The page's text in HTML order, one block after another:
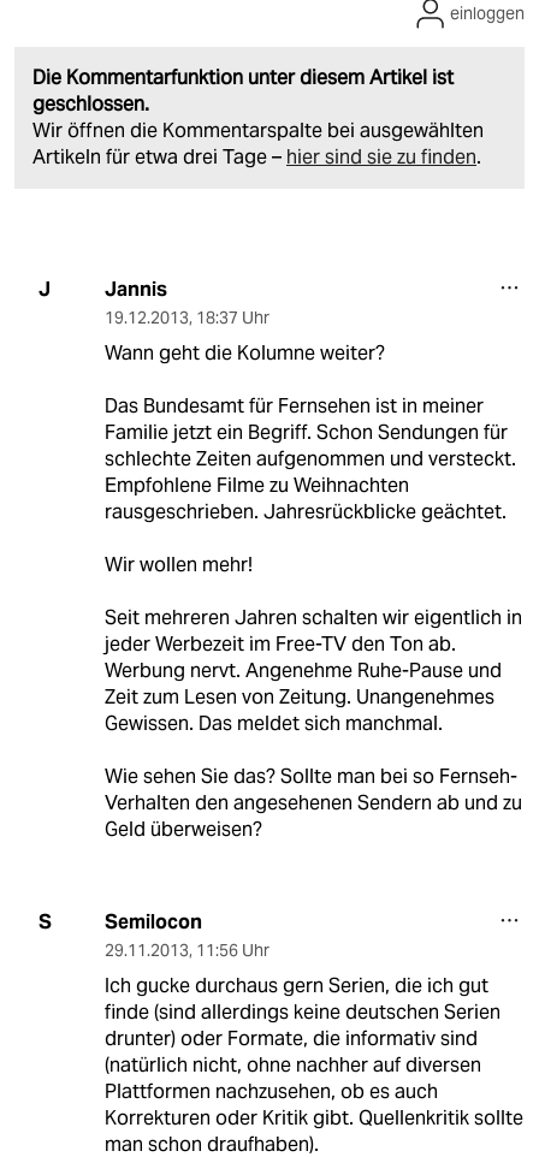
Die Kommentarfunktion unter diesem Artikel ist
geschlossen.
Wir öffnen die Kommentarspalte bei ausgewählten
Artikeln für etwa drei Tage – hier sind sie zu finden.
einloggen
J Jannis
19.12.2013, 18:37 Uhr
Wann geht die Kolumne weiter?
Das Bundesamt für Fernsehen ist in meiner
Familie jetzt ein Begriff. Schon Sendungen für
schlechte Zeiten aufgenommen und versteckt.
Empfohlene Filme zu Weihnachten
rausgeschrieben. Jahresrückblicke geächtet.
Wir wollen mehr!
Seit mehreren Jahren schalten wir eigentlich in
jeder Werbezeit im Free-TV den Ton ab.
Werbung nervt. Angenehme Ruhe-Pause und
Zeit zum Lesen von Zeitung. Unangenehmes
Gewissen. Das meldet sich manchmal.
Wie sehen Sie das? Sollte man bei so Fernseh-
Verhalten den angesehenen Sendern ab und zu
Geld überweisen?
S Semilocon
29.11.2013, 11:56 Uhr
Ich gucke durchaus gern Serien, die ich gut
finde (sind allerdings keine deutschen Serien
drunter) oder Formate, die informativ sind
(natürlich nicht, ohne nachher auf diversen
Plattformen nachzusehen, ob es auch
Korrekturen oder Kritik gibt. Quellenkritik sollte
man schon draufhaben).